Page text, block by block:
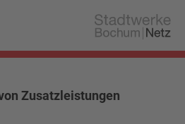
Zusatzleistungen